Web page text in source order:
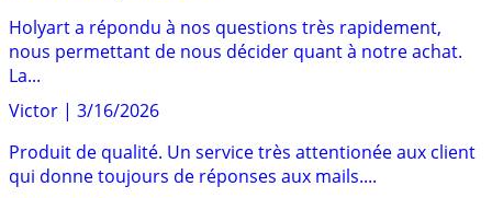
Holyart a répondu à nos questions très rapidement,
nous permettant de nous décider quant à notre achat.
La...
Victor | 3/16/2026
Produit de qualité. Un service très attentionée aux client
qui donne toujours de réponses aux mails....